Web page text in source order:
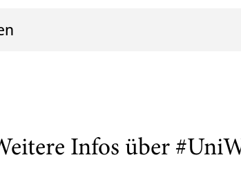
Infos über